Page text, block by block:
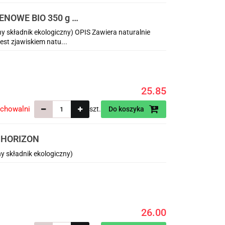
BIO 350 g -
składnik ekologiczny) OPIS Zawiera naturalnie
zjawiskiem natu...
25.85
szt. Do koszyka
składnik ekologiczny)
26.00